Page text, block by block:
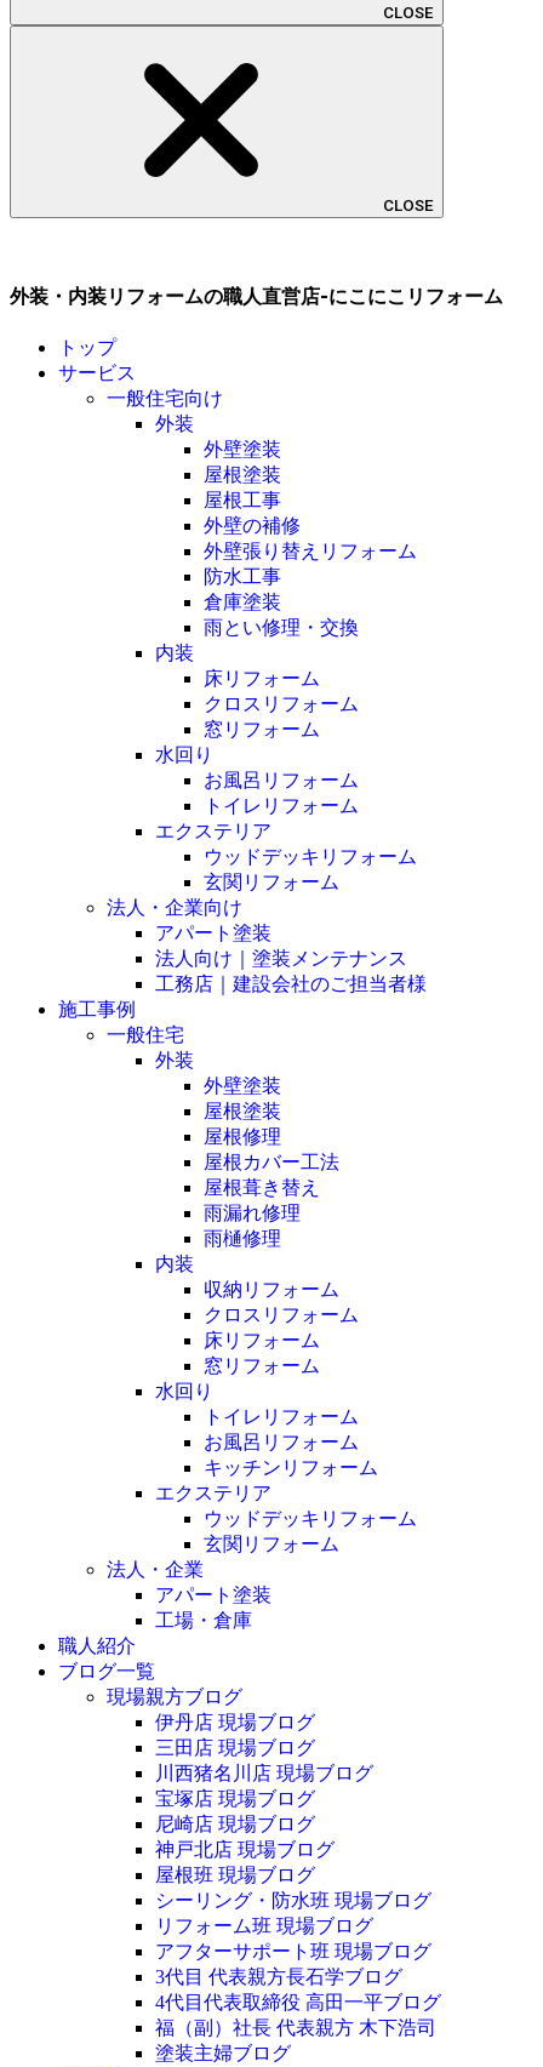
CLOSE
CLOSE
外装・内装リフォームの職人直営店-にこにこリフォーム
トップ
サービス
一般住宅向け
外装
外壁塗装
屋根塗装
屋根工事
外壁の補修
外壁張り替えリフォーム
防水工事
倉庫塗装
雨とい修理・交換
内装
床リフォーム
クロスリフォーム
窓リフォーム
水回り
お風呂リフォーム
トイレリフォーム
エクステリア
ウッドデッキリフォーム
玄関リフォーム
法人・企業向け
アパート塗装
法人向け｜塗装メンテナンス
工務店｜建設会社のご担当者様
施工事例
一般住宅
外装
外壁塗装
屋根塗装
屋根修理
屋根カバー工法
屋根葺き替え
雨漏れ修理
雨樋修理
内装
収納リフォーム
クロスリフォーム
床リフォーム
窓リフォーム
水回り
トイレリフォーム
お風呂リフォーム
キッチンリフォーム
エクステリア
ウッドデッキリフォーム
玄関リフォーム
法人・企業
アパート塗装
工場・倉庫
職人紹介
ブログ一覧
現場親方ブログ
伊丹店 現場ブログ
三田店 現場ブログ
川西猪名川店 現場ブログ
宝塚店 現場ブログ
尼崎店 現場ブログ
神戸北店 現場ブログ
屋根班 現場ブログ
シーリング・防水班 現場ブログ
リフォーム班 現場ブログ
アフターサポート班 現場ブログ
3代目 代表親方長石学ブログ
4代目代表取締役 高田一平ブログ
福（副）社長 代表親方 木下浩司
塗装主婦ブログ